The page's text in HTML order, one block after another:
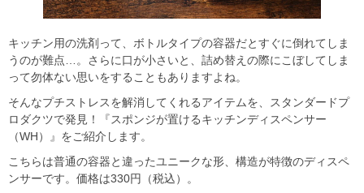
キッチン用の洗剤って、ボトルタイプの容器だとすぐに倒れてしま
うのが難点…。さらに口が小さいと、詰め替えの際にこぼしてしま
って勿体ない思いをすることもありますよね。
そんなプチストレスを解消してくれるアイテムを、スタンダードプ
ロダクツで発見！『スポンジが置けるキッチンディスペンサー
（WH）』をご紹介します。
こちらは普通の容器と違ったユニークな形、構造が特徴のディスペ
ンサーです。価格は330円（税込）。